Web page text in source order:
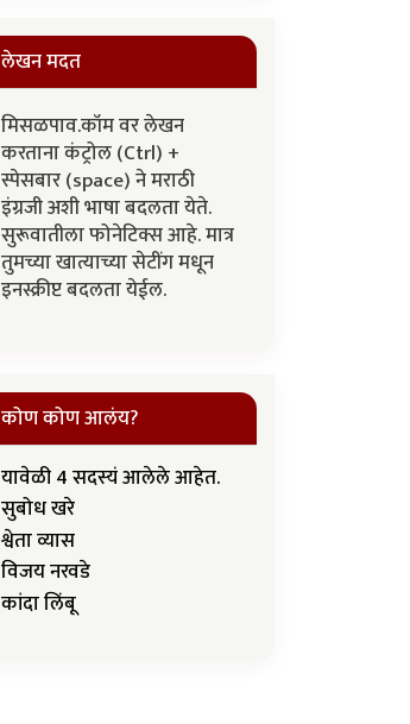
लेखन मदत
मिसळपाव.कॉम वर लेखन
करताना कंट्रोल (Ctrl) +
स्पेसबार (space) ने मराठी
इंग्रजी अशी भाषा बदलता येते.
सुरूवातीला फोनेटिक्स आहे. मात्र
तुमच्या खात्याच्या सेटींग मधून
इनस्क्रीप्ट बदलता येईल.
कोण कोण आलंय?
यावेळी 4 सदस्यं आलेले आहेत.
सुबोध खरे
श्वेता व्यास
विजय नरवडे
कांदा लिंबू